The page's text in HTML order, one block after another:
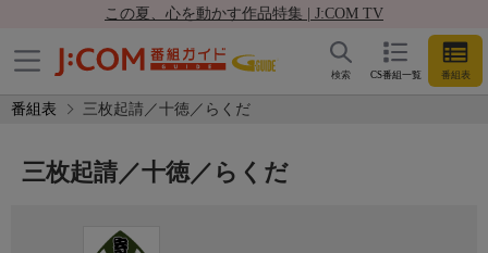
この夏、心を動かす作品特集 | J:COM TV
CS番組一覧 番組表
検索
番組表 三枚起請／十徳／らくだ
三枚起請／十徳／らくだ